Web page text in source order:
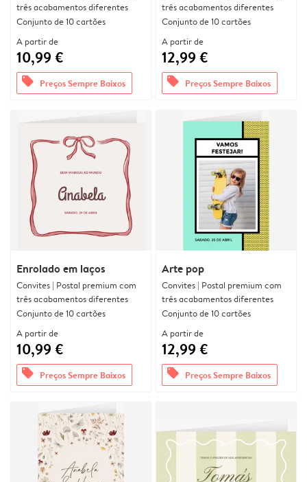
três acabamentos diferentes
Conjunto de 10 cartões
A partir de
10,99 €
offers Preços Sempre Baixos
três acabamentos diferentes
Conjunto de 10 cartões
A partir de
12,99 €
offers Preços Sempre Baixos
Enrolado em laços
Convites | Postal premium com
três acabamentos diferentes
Conjunto de 10 cartões
A partir de
10,99 €
offers Preços Sempre Baixos
Arte pop
Convites | Postal premium com
três acabamentos diferentes
Conjunto de 10 cartões
A partir de
12,99 €
offers Preços Sempre Baixos